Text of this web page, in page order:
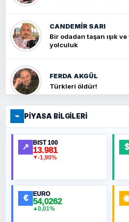
CANDEMIR SARI
Bir odadan taşan ışık
yolculuk
FERDA AKGÜL
Türkleri öldür!
FERHAT BÜYÜKKALKAN
Ankara Zirvesi: NATO
Ortadoğu Haritasının
MURAT ÖZKAN
⌁ PIYASA BILGILERI
↗ BIST 100
13.981
▼-1,90%
$
€ EURO
54,0262
▲0,01%